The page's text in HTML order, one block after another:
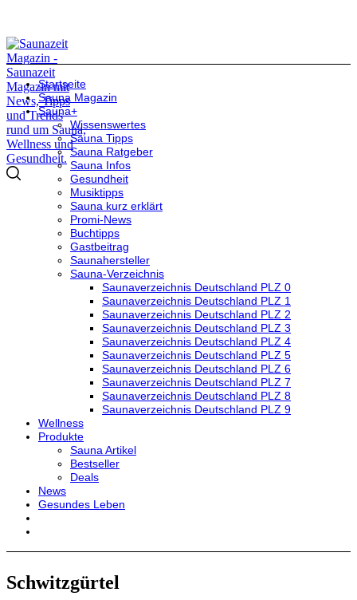
Startseite
Sauna Magazin
Sauna+
Wissenswertes
Sauna Tipps
Sauna Ratgeber
Sauna Infos
Gesundheit
Musiktipps
Sauna kurz erklärt
Promi-News
Buchtipps
Gastbeitrag
Saunahersteller
Sauna-Verzeichnis
Saunaverzeichnis Deutschland PLZ 0
Saunaverzeichnis Deutschland PLZ 1
Saunaverzeichnis Deutschland PLZ 2
Saunaverzeichnis Deutschland PLZ 3
Saunaverzeichnis Deutschland PLZ 4
Saunaverzeichnis Deutschland PLZ 5
Saunaverzeichnis Deutschland PLZ 6
Saunaverzeichnis Deutschland PLZ 7
Saunaverzeichnis Deutschland PLZ 8
Saunaverzeichnis Deutschland PLZ 9
Wellness
Produkte
Sauna Artikel
Bestseller
Deals
News
Gesundes Leben
Schwitzgürtel